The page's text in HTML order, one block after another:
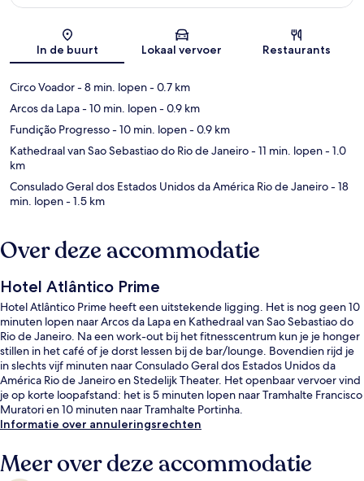
Kaart
In de buurt Lokaal vervoer Restaurants
Circo Voador- 8 min. lopen- 0.7 km
Arcos da Lapa- 10 min. lopen- 0.9 km
Fundição Progresso- 10 min. lopen- 0.9 km
Kathedraal van Sao Sebastiao do Rio de Janeiro- 11 min. lopen- 1.0
km
Consulado Geral dos Estados Unidos da América Rio de Janeiro- 18
min. lopen- 1.5 km
Over deze accommodatie
Hotel Atlântico Prime
Hotel Atlântico Prime heeft een uitstekende ligging. Het is nog geen 10
minuten lopen naar Arcos da Lapa en Kathedraal van Sao Sebastiao do
Rio de Janeiro. Na een work-out bij het fitnesscentrum kun je je honger
stillen in het café of je dorst lessen bij de bar/lounge. Bovendien rijd je
in slechts vijf minuten naar Consulado Geral dos Estados Unidos da
América Rio de Janeiro en Stedelijk Theater. Het openbaar vervoer vind
je op korte loopafstand: het is 5 minuten lopen naar Tramhalte Francisco
Muratori en 10 minuten naar Tramhalte Portinha.
Informatie over annuleringsrechten
Meer over deze accommodatie